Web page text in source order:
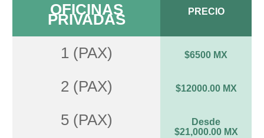
OFICINAS
PRIVADAS PRECIO
1 (PAX) $6500 MX
2 (PAX) $12000.00 MX
5 (PAX)
Desde
$21,000.00 MX